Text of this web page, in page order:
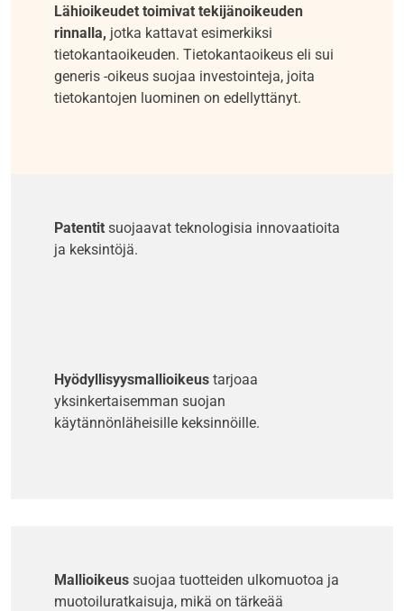
Lähioikeudet toimivat tekijänoikeuden
rinnalla, jotka kattavat esimerkiksi
tietokantaoikeuden. Tietokantaoikeus eli sui
generis -oikeus suojaa investointeja, joita
tietokantojen luominen on edellyttänyt.
Patentit suojaavat teknologisia innovaatioita
ja keksintöjä.
Hyödyllisyysmallioikeus tarjoaa
yksinkertaisemman suojan
käytännönläheisille keksinnöille.
Mallioikeus suojaa tuotteiden ulkomuotoa ja
muotoiluratkaisuja, mikä on tärkeää